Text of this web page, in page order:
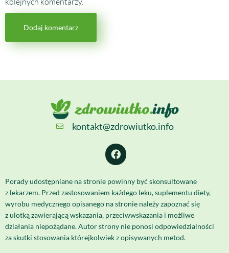
kontakt@zdrowiutko.info
Porady udostępniane na stronie powinny być skonsultowane
z lekarzem. Przed zastosowaniem każdego leku, suplementu diety,
wyrobu medycznego opisanego na stronie należy zapoznać się
z ulotką zawierającą wskazania, przeciwwskazania i możliwe
działania niepożądane. Autor strony nie ponosi odpowiedzialności
za skutki stosowania którejkolwiek z opisywanych metod.